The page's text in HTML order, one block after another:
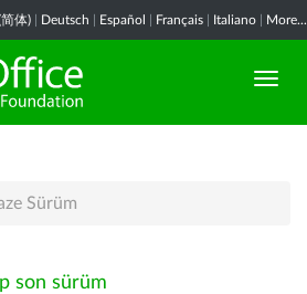
体) Deutsch Español Français Italiano More...
Sürüm
son sürüm